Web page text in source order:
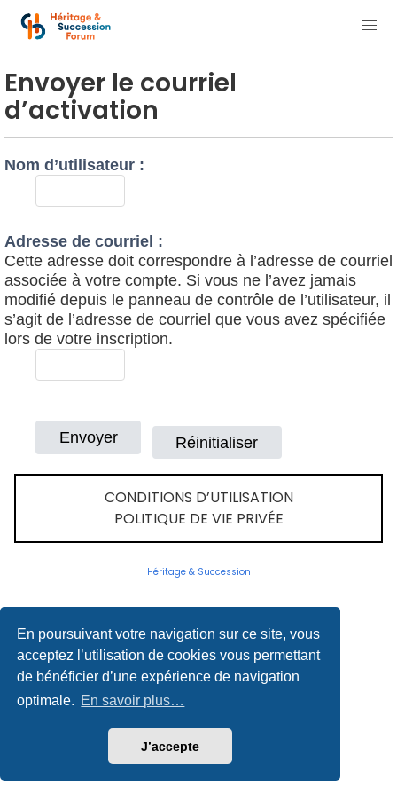
En poursuivant votre navigation sur ce site, vous
acceptez l’utilisation de cookies vous permettant
de bénéficier d’une expérience de navigation
optimale. En savoir plus…
J’accepte
Envoyer le courriel
d’activation
Nom d’utilisateur :
Adresse de courriel :
Cette adresse doit correspondre à l’adresse de courriel
associée à votre compte. Si vous ne l’avez jamais
modifié depuis le panneau de contrôle de l’utilisateur, il
s’agit de l’adresse de courriel que vous avez spécifiée
lors de votre inscription.
CONDITIONS D’UTILISATION
POLITIQUE DE VIE PRIVÉE
Héritage & Succession